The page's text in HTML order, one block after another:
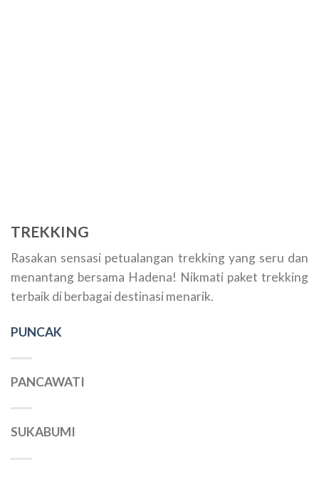
TREKKING
Rasakan sensasi petualangan trekking yang seru dan
menantang bersama Hadena! Nikmati paket trekking
terbaik di berbagai destinasi menarik.
PUNCAK
PANCAWATI
SUKABUMI